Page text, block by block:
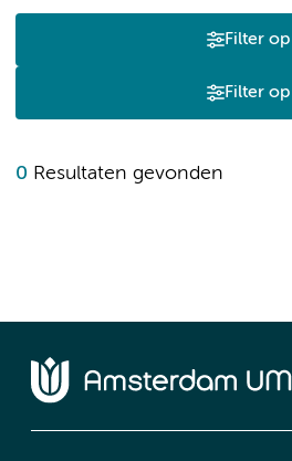
Filter op
Filter op
0 Resultaten gevonden